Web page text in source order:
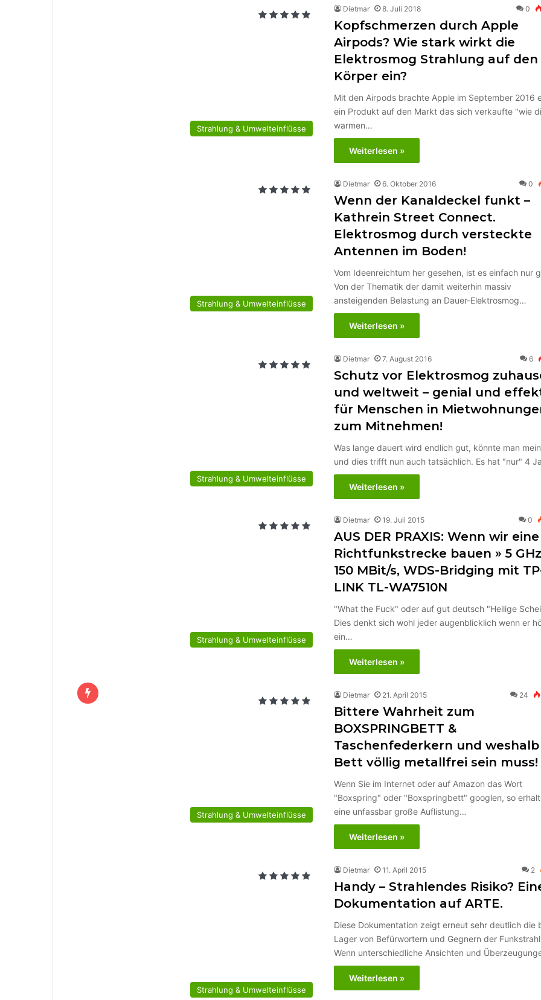
Strahlung & Umwelteinflüsse
Dietmar 8. Juli 2018 0
Kopfschmerzen durch Apple
Airpods? Wie stark wirkt die
Elektrosmog Strahlung auf den
Körper ein?
Mit den Airpods brachte Apple im September 2016
ein Produkt auf den Markt das sich verkaufte "wie
warmen…
Weiterlesen »
Strahlung & Umwelteinflüsse
Dietmar 6. Oktober 2016 0
Wenn der Kanaldeckel funkt –
Kathrein Street Connect.
Elektrosmog durch versteckte
Antennen im Boden!
Vom Ideenreichtum her gesehen, ist es einfach nur
Von der Thematik der damit weiterhin massiv
ansteigenden Belastung an Dauer-Elektrosmog…
Weiterlesen »
Strahlung & Umwelteinflüsse
Dietmar 7. August 2016 6
Schutz vor Elektrosmog
und weltweit – genial und
für Menschen in
zum Mitnehmen!
Was lange dauert wird endlich gut, könnte man
und dies trifft nun auch tatsächlich. Es hat "nur" 4
Weiterlesen »
Strahlung & Umwelteinflüsse
Dietmar 19. Juli 2015 0
AUS DER PRAXIS: Wenn wir eine
Richtfunkstrecke bauen » 5
150 MBit/s, WDS-Bridging mit
LINK TL-WA7510N
"What the Fuck" oder auf gut deutsch "Heilige
Dies denkt sich wohl jeder augenblicklich wenn er
ein…
Weiterlesen »
Strahlung & Umwelteinflüsse
Dietmar 21. April 2015 24
Bittere Wahrheit zum
BOXSPRINGBETT &
Taschenfederkern und weshalb
Bett völlig metallfrei sein muss!
Wenn Sie im Internet oder auf Amazon das Wort
"Boxspring" oder "Boxspringbett" googlen, so
eine unfassbar große Auflistung…
Weiterlesen »
Strahlung & Umwelteinflüsse
Dietmar 11. April 2015 2
Handy – Strahlendes Risiko?
Dokumentation auf ARTE.
Diese Dokumentation zeigt erneut sehr deutlich die
Lager von Befürwortern und Gegnern der
Wenn unterschiedliche Ansichten und
Weiterlesen »